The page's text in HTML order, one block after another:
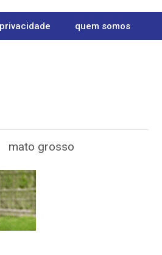
quem somos
mato grosso